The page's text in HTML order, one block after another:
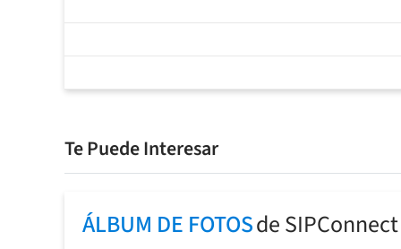
Te Puede Interesar
ÁLBUM DE FOTOSde